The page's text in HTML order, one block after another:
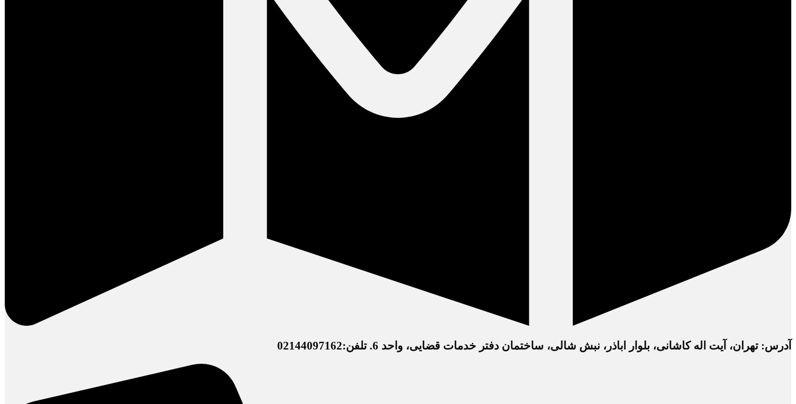
آدرس: تهران، آیت اله کاشانی، بلوار اباذر، نبش شالی، ساختمان دفتر خدمات قضایی، واحد 6. تلفن:02144097162